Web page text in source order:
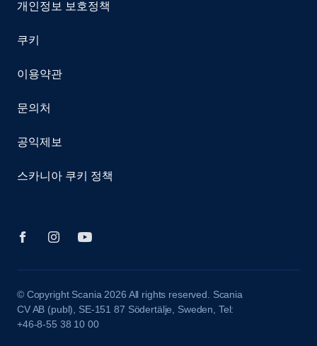
개인정보 보호정책
쿠키
이용약관
문의처
공익제보
스카니아 쿠키 정책
© Copyright Scania 2026 All rights reserved. Scania
CV AB (publ), SE-151 87 Södertälje, Sweden, Tel:
+46-8-55 38 10 00